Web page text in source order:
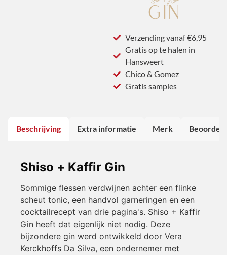
Verzending vanaf €6,95
Gratis op te halen in
Hansweert
Chico & Gomez
Gratis samples
Beschrijving Extra informatie Merk
Shiso + Kaffir Gin
Sommige flessen verdwijnen achter een flinke
scheut tonic, een handvol garneringen en een
cocktailrecept van drie pagina's. Shiso + Kaffir
Gin heeft dat eigenlijk niet nodig. Deze
bijzondere gin werd ontwikkeld door Vera
Kerckhoffs Da Silva, een ondernemer met